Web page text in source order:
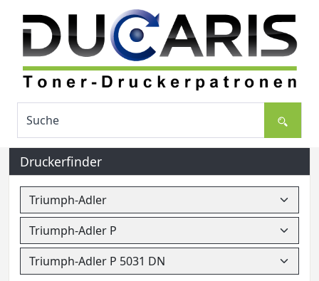
Druckerfinder